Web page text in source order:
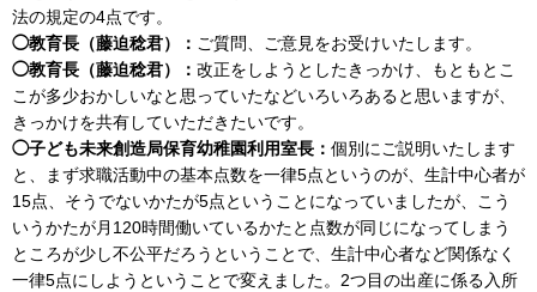
法の規定の4点です。
◯教育長（藤迫稔君）： ご質問、ご意見をお受けいたします。
◯教育長（藤迫稔君）： 改正をしようとしたきっかけ、もともとこ
こが多少おかしいなと思っていたなどいろいろあると思いますが、
きっかけを共有していただきたいです。
◯子ども未来創造局保育幼稚園利用室長： 個別にご説明いたします
と、まず求職活動中の基本点数を一律5点というのが、生計中心者が
15点、そうでないかたが5点ということになっていましたが、こう
いうかたが月120時間働いているかたと点数が同じになってしまう
ところが少し不公平だろうということで、生計中心者など関係なく
一律5点にしようということで変えました。2つ目の出産に係る入所